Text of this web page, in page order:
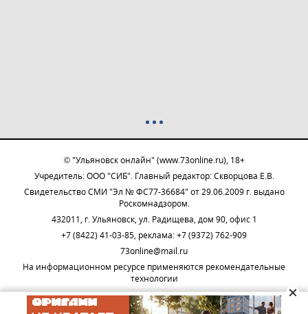
© "Ульяновск онлайн" (www.73online.ru), 18+
Учредитель: ООО "СИБ". Главный редактор: Скворцова Е.В.
Свидетельство СМИ "Эл № ФС77-36684" от 29.06.2009 г. выдано
Роскомнадзором.
432011, г. Ульяновск, ул. Радищева, дом 90, офис 1
+7 (8422) 41-03-85, реклама: +7 (9372) 762-909
73online@mail.ru
На информационном ресурсе применяются рекомендательные
технологии